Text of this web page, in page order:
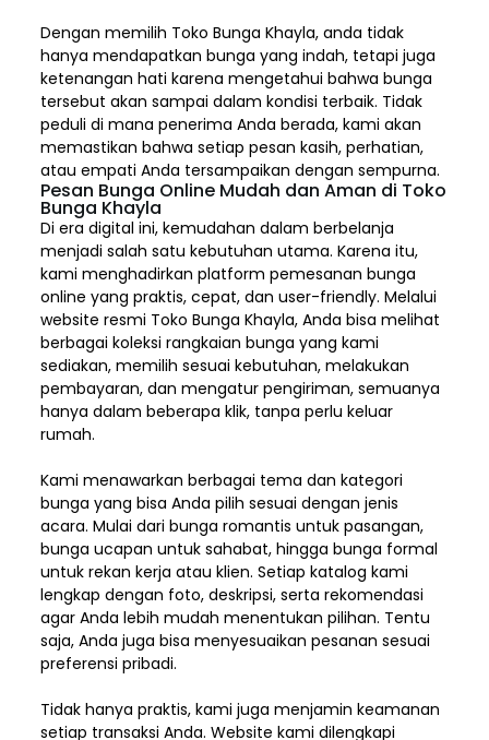
Dengan memilih Toko Bunga Khayla, anda tidak
hanya mendapatkan bunga yang indah, tetapi juga
ketenangan hati karena mengetahui bahwa bunga
tersebut akan sampai dalam kondisi terbaik. Tidak
peduli di mana penerima Anda berada, kami akan
memastikan bahwa setiap pesan kasih, perhatian,
atau empati Anda tersampaikan dengan sempurna.
Pesan Bunga Online Mudah dan Aman di Toko
Bunga Khayla
Di era digital ini, kemudahan dalam berbelanja
menjadi salah satu kebutuhan utama. Karena itu,
kami menghadirkan platform pemesanan bunga
online yang praktis, cepat, dan user-friendly. Melalui
website resmi Toko Bunga Khayla, Anda bisa melihat
berbagai koleksi rangkaian bunga yang kami
sediakan, memilih sesuai kebutuhan, melakukan
pembayaran, dan mengatur pengiriman,semuanya
hanya dalam beberapa klik, tanpa perlu keluar
rumah.
Kami menawarkan berbagai tema dan kategori
bunga yang bisa Anda pilih sesuai dengan jenis
acara. Mulai dari bunga romantis untuk pasangan,
bunga ucapan untuk sahabat, hingga bunga formal
untuk rekan kerja atau klien. Setiap katalog kami
lengkap dengan foto, deskripsi, serta rekomendasi
agar Anda lebih mudah menentukan pilihan. Tentu
saja, Anda juga bisa menyesuaikan pesanan sesuai
preferensi pribadi.
Tidak hanya praktis, kami juga menjamin keamanan
setiap transaksi Anda. Website kami dilengkapi